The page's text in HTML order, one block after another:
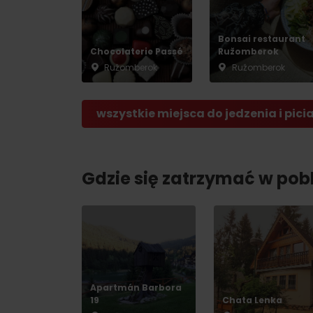
Chocolaterie Passé
Ružomberok
Bonsai restaurant
Ružomberok
Ružomberok
wszystkie miejsca do jedzenia i picia
Gdzie się zatrzymać w
Apartmán Barbora
19
Chata Lenka